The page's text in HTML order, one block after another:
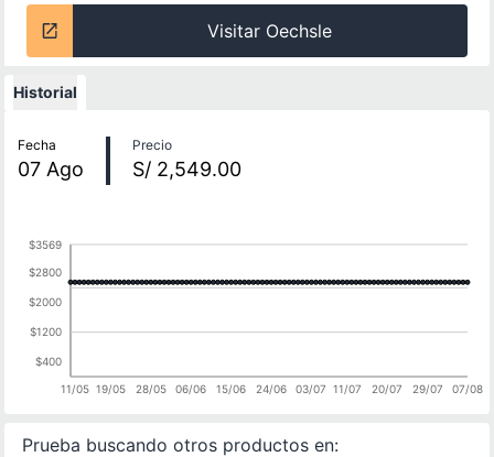
Visitar Oechsle
Historial
Fecha
07 Ago
Precio
S/ 2,549.00
11/05 19/05 28/05 06/06 15/06 24/06 03/07 11/07 20/07 29/07 07/08
$400
$1200
$2000
$2800
$3569
Prueba buscando otros productos en: